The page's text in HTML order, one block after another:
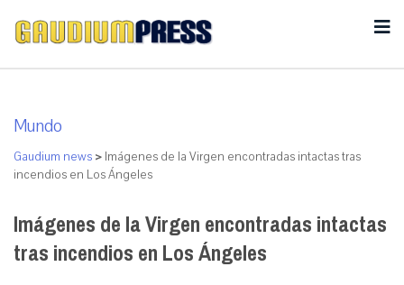
Mundo
Gaudium news > Imágenes de la Virgen encontradas intactas tras
incendios en Los Ángeles
Imágenes de la Virgen encontradas intactas
tras incendios en Los Ángeles